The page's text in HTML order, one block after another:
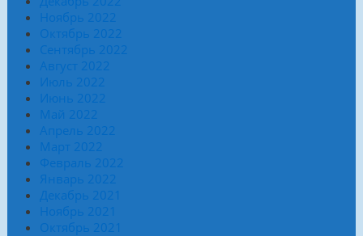
Ноябрь 2022
Октябрь 2022
Сентябрь 2022
Август 2022
Июль 2022
Июнь 2022
Май 2022
Апрель 2022
Март 2022
Февраль 2022
Январь 2022
Декабрь 2021
Ноябрь 2021
Октябрь 2021